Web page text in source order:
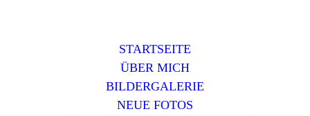
STARTSEITE
ÜBER MICH
BILDERGALERIE
NEUE FOTOS